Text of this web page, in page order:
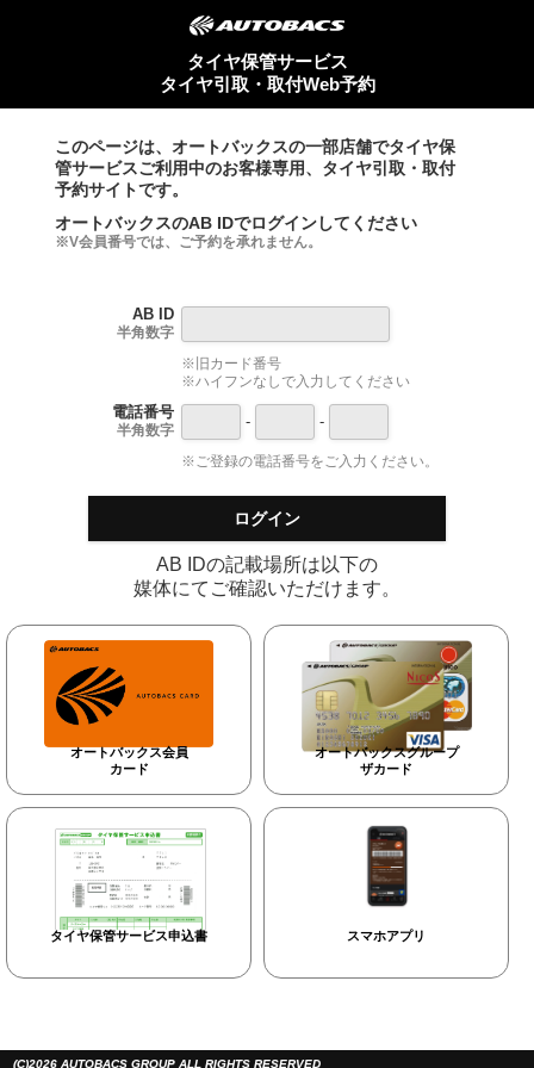
タイヤ保管サービス
タイヤ引取・取付Web予約
このページは、オートバックスの一部店舗でタイヤ保
管サービスご利用中のお客様専用、タイヤ引取・取付
予約サイトです。
オートバックスのAB IDでログインしてください
※V会員番号では、ご予約を承れません。
AB ID
半角数字
※旧カード番号
※ハイフンなしで入力してください
電話番号
半角数字 - -
※ご登録の電話番号をご入力ください。
ログイン
AB IDの記載場所は以下の
媒体にてご確認いただけます。
オートバックス会員
カード
オートバックスグループ
ザカード
タイヤ保管サービス申込書 スマホアプリ
(C)2026 AUTOBACS GROUP ALL RIGHTS RESERVED